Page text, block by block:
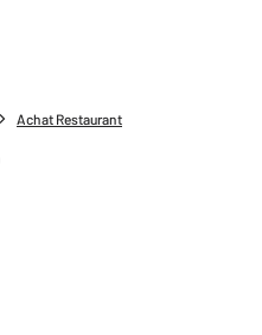
Achat Restaurant